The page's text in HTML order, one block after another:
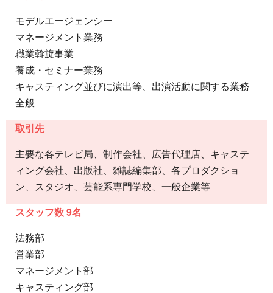
モデルエージェンシー
マネージメント業務
職業斡旋事業
養成・セミナー業務
キャスティング並びに演出等、出演活動に関する業務
全般
取引先
主要な各テレビ局、制作会社、広告代理店、キャステ
ィング会社、出版社、雑誌編集部、各プロダクショ
ン、スタジオ、芸能系専門学校、一般企業等
スタッフ数 9名
法務部
営業部
マネージメント部
キャスティング部